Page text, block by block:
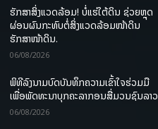
ຮັກສາສິ່ງແວດລ້ອມ! ບໍ່ແຮ່ໃຕ້ດິນ ຊ່ວຍຫຼຸດ
ຜ່ອນຜົນກະທົບຕໍ່ສິ່ງແວດລ້ອມໜ້າດິນ
ຮັກສາໜ້າດິນ.
06/08/2026
ພິທີລົງນາມບົດບັນທຶກຄວາມເຂົ້າໃຈຮ່ວມມື
ເພື່ອພັດທະນາບຸກຄະລາກອນສື່ມວນຊົນລາວ
06/08/2026